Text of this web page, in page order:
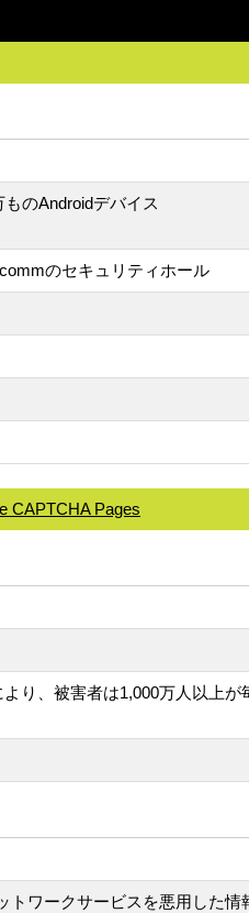
のAndroidデバイス
のセキュリティホール
CAPTCHA Pages
り、被害者は1,000万人以上
ワークサービスを悪用した